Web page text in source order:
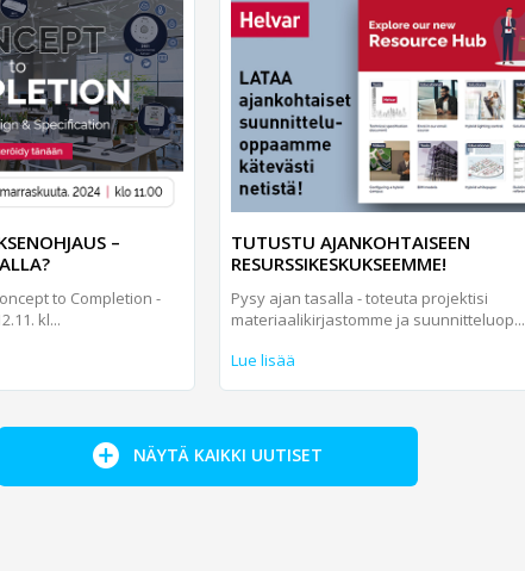
–
to Completion -
kl...
TUTUSTU AJANKOHTAISEEN
RESURSSIKESKUKSEEMME!
Pysy ajan tasalla - toteuta projektisi
materiaalikirjastomme ja suunnitteluop...
Lue lisää
NÄYTÄ KAIKKI UUTISET